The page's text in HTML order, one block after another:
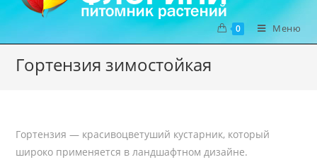
0 Меню
Гортензия зимостойкая
Гортензия — красивоцветуший кустарник, который
широко применяется в ландшафтном дизайне.